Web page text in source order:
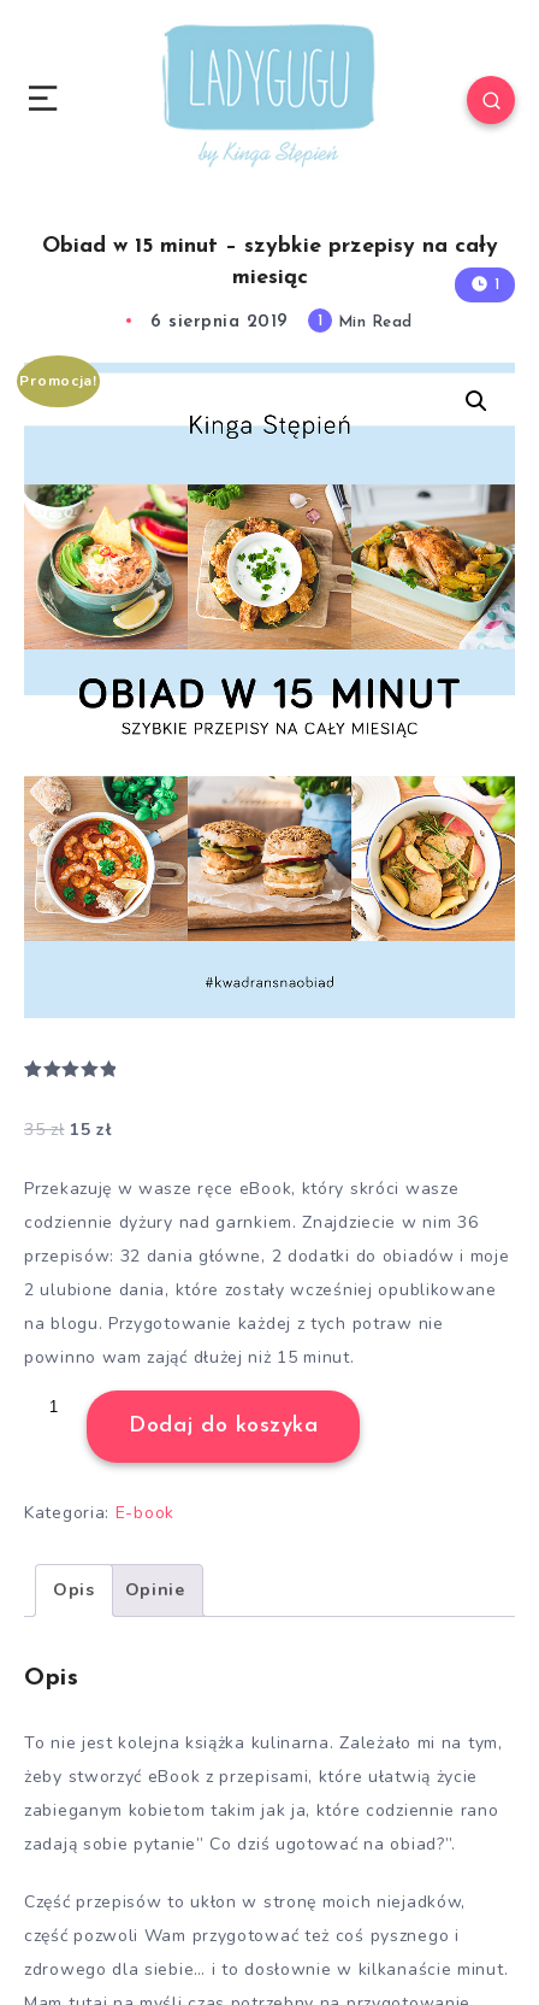
1
Obiad w 15 minut – szybkie przepisy na cały
miesiąc
6 sierpnia 2019 Min Read
Promocja!
na
35zł 15zł
Przekazuję w wasze ręce eBook, który skróci wasze
codziennie dyżury nad garnkiem. Znajdziecie w nim 36
przepisów: 32 dania główne, 2 dodatki do obiadów i moje
2 ulubione dania, które zostały wcześniej opublikowane
na blogu. Przygotowanie każdej z tych potraw nie
powinno wam zająć dłużej niż 15 minut.
ilość
15
na
miesiąc
Dodaj do koszyka
Kategoria: E-book
Opis Opinie
Opis
To nie jest kolejna książka kulinarna. Zależało mi na tym,
żeby stworzyć eBook z przepisami, które ułatwią życie
zabieganym kobietom takim jak ja, które codziennie rano
zadają sobie pytanie” Co dziś ugotować na obiad?”.
Część przepisów to ukłon w stronę moich niejadków,
część pozwoli Wam przygotować też coś pysznego i
zdrowego dla siebie… i to dosłownie w kilkanaście minut.